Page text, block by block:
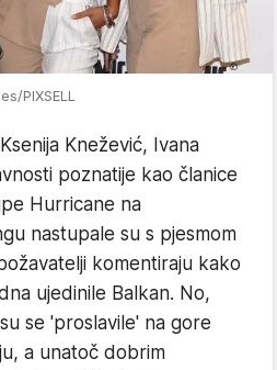
PIXSELL
Knežević, Ivana
poznatije kao članice
Hurricane na
nastupale su s pjesmom
komentiraju kako
ujedinile Balkan. No,
se 'proslavile' na gore
a unatoč dobrim